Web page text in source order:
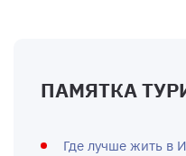
ПАМЯТКА
Где лучше жить в